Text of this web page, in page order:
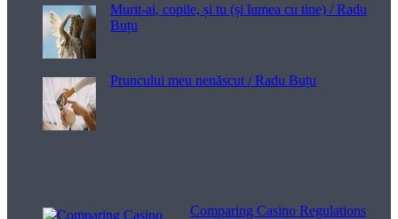
Murit-ai, copile, și tu (și lumea cu tine) / Radu
Buțu
Pruncului meu nenăscut / Radu Buțu
Comparing Casino Regulations